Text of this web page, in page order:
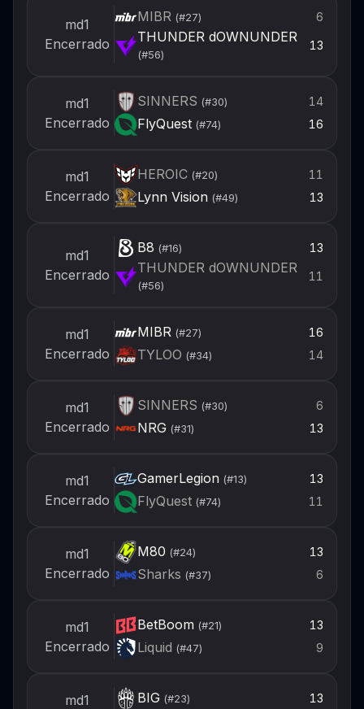
md1
Encerrado
MIBR (#27) 6
THUNDER dOWNUNDER
(#56)
13
md1
Encerrado
SINNERS (#30) 14
FlyQuest(#74) 16
md1
Encerrado
HEROIC(#20) 11
Lynn Vision(#49) 13
md1
Encerrado
B8 (#16) 13
THUNDER dOWNUNDER
(#56)
11
md1
Encerrado
MIBR (#27) 16
TYLOO (#34) 14
md1
Encerrado
SINNERS (#30) 6
NRG(#31) 13
md1
Encerrado
GamerLegion(#13) 13
FlyQuest(#74) 11
md1
Encerrado
M80 (#24) 13
Sharks (#37) 6
md1
Encerrado
BetBoom(#21) 13
Liquid (#47) 9
md1
BIG(#23) 13